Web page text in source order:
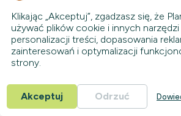
78834R
203 m² z
3
Klikając „Akceptuj”, zgadzasz się, że
używać plików cookie i innych
personalizacji treści, dopasowania
zainteresowań i optymalizacji
strony.
Akceptuj Odrzuć